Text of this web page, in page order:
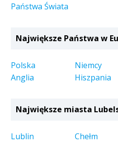
Państwa Świata
Największe Państwa w
Polska Niemcy
Anglia
Hiszpania
Największe miasta
Lublin Chełm